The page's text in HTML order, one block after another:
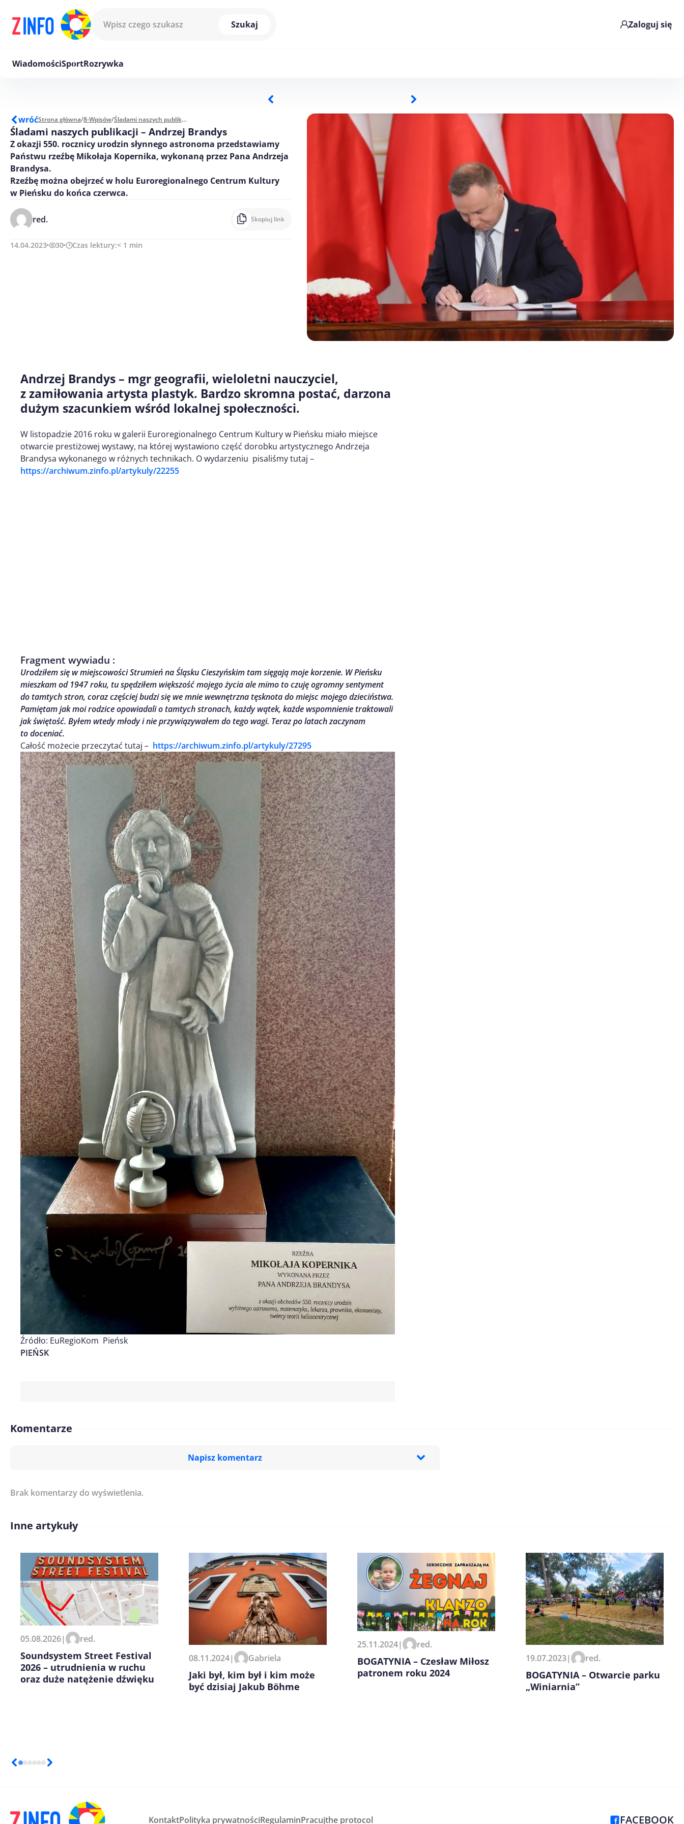
Szukaj
Zaloguj się
WiadomościSportRozrywka
wróćStrona główna/8-Wpisów/ Śladami naszych publikacji - Andrzej Brandys
Śladami naszych publikacji – Andrzej Brandys
Z okazji 550. rocznicy urodzin słynnego astronoma przedstawiamy
Państwu rzeźbę Mikołaja Kopernika, wykonaną przez Pana Andrzeja
Brandysa.
Rzeźbę można obejrzeć w holu Euroregionalnego Centrum Kultury
w Pieńsku do końca czerwca.
red. Skopiuj link
14.04.2023 30 Czas lektury:< 1 min
Andrzej Brandys – mgr geografii, wieloletni nauczyciel,
z zamiłowania artysta plastyk. Bardzo skromna postać, darzona
dużym szacunkiem wśród lokalnej społeczności.
W listopadzie 2016 roku w galerii Euroregionalnego Centrum Kultury w Pieńsku miało miejsce
otwarcie prestiżowej wystawy, na której wystawiono część dorobku artystycznego Andrzeja
Brandysa wykonanego w różnych technikach. O wydarzeniu pisaliśmy tutaj –
https://archiwum.zinfo.pl/artykuly/22255
Fragment wywiadu :
Urodziłem się w miejscowości Strumień na Śląsku Cieszyńskim tam sięgają moje korzenie. W Pieńsku
mieszkam od 1947 roku, tu spędziłem większość mojego życia ale mimo to czuję ogromny sentyment
do tamtych stron, coraz częściej budzi się we mnie wewnętrzna tęsknota do miejsc mojego dzieciństwa.
Pamiętam jak moi rodzice opowiadali o tamtych stronach, każdy wątek, każde wspomnienie traktowali
jak świętość. Byłem wtedy młody i nie przywiązywałem do tego wagi. Teraz po latach zaczynam
to doceniać.
Całość możecie przeczytać tutaj – https://archiwum.zinfo.pl/artykuly/27295
Źródło: EuRegioKom Pieńsk
PIEŃSK
Komentarze
Napisz komentarz
Imię/ Nick*
Zapamiętaj moje dane w tej przeglądarce podczas pisania
kolejnych komentarzy.
Brak komentarzy do wyświetlenia.
Inne artykuły
05.08.2026| red.
Soundsystem Street Festival
2026 – utrudnienia w ruchu
oraz duże natężenie dźwięku
08.11.2024| Gabriela
Jaki był, kim był i kim może
być dzisiaj Jakub Böhme
25.11.2024| red.
BOGATYNIA – Czesław Miłosz
patronem roku 2024
19.07.2023| red.
BOGATYNIA – Otwarcie parku
„Winiarnia”
KontaktPolityka prywatnościRegulaminPracujthe protocol FACEBOOK